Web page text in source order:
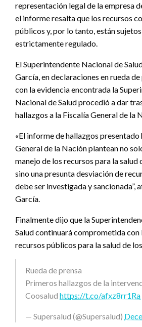
representación legal de la empresa
el informe resalta que los recursos
públicos y, por lo tanto, están
estrictamente regulado.
El Superintendente Nacional de
García, en declaraciones en rueda
con la evidencia encontrada la
Nacional de Salud procedió a dar
hallazgos a la Fiscalía General de la
«El informe de hallazgos presentado
General de la Nación plantean no
manejo de los recursos para la salud
sino una presunta desviación de
debe ser investigada y sancionada”,
García.
Finalmente dijo que la
Salud continuará comprometida con
recursos públicos para la salud de
Rueda de prensa
Primeros hallazgos de la
Coosalud https://t.co/afxz8rr1Ra
— Supersalud (@Supersalud)